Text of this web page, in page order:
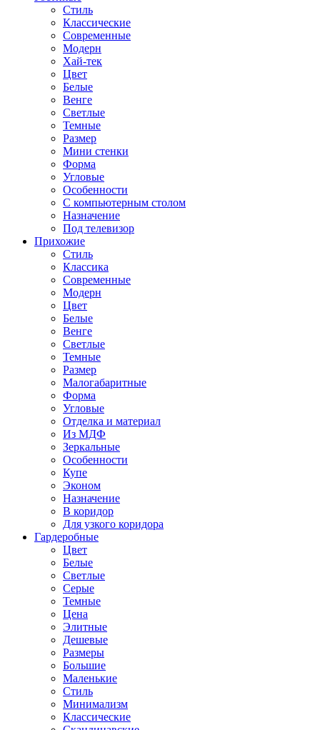
Стиль
Классические
Современные
Модерн
Хай-тек
Цвет
Белые
Венге
Светлые
Темные
Размер
Мини стенки
Форма
Угловые
Особенности
С компьютерным столом
Назначение
Под телевизор
Прихожие
Стиль
Классика
Современные
Модерн
Цвет
Белые
Венге
Светлые
Темные
Размер
Малогабаритные
Форма
Угловые
Отделка и материал
Из МДФ
Зеркальные
Особенности
Купе
Эконом
Назначение
В коридор
Для узкого коридора
Гардеробные
Цвет
Белые
Светлые
Серые
Темные
Цена
Элитные
Дешевые
Размеры
Большие
Маленькие
Стиль
Минимализм
Классические